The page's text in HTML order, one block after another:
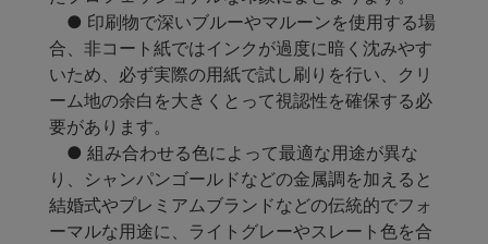
● 印刷物で深いブルーやマルーンを使用する場
合、非コート紙ではインクが過度に暗く沈みやす
いため、必ず実際の用紙で試し刷りを行い、クリ
ーム地の余白を大きくとって視認性を確保する必
要があります。
● 組み合わせる色によって最適な用途が異な
り、シャンパンゴールドなどの金属調を加えると
結婚式やプレミアムブランドなどの伝統的でフォ
ーマルな用途に、ライトグレーやスレート色を合